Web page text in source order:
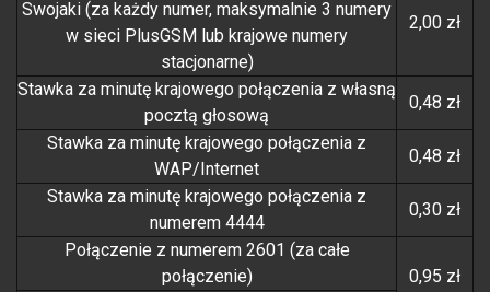
Swojaki (za każdy numer, maksymalnie 3 numery
w sieci PlusGSM lub krajowe numery
stacjonarne)
2,00 zł
Stawka za minutę krajowego połączenia z własną
pocztą głosową
0,48 zł
Stawka za minutę krajowego połączenia z
WAP/Internet
0,48 zł
Stawka za minutę krajowego połączenia z
numerem 4444
0,30 zł
Połączenie z numerem 2601 (za całe
połączenie)
0,95 zł